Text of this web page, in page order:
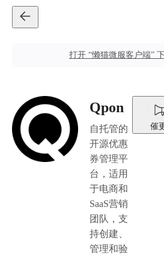
打开 “懒猫微服客户端”
Qpon
自托管的
开源优惠
券管理平
台，适用
于电商和
SaaS营销
团队，支
持创建、
管理和验
催